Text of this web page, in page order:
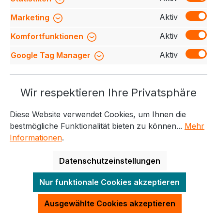
Bewertungen
Service-Hotline
Weitere Themen
Informationen Kontakt
Alle Preise exkl. gesetzl. Mehrwertsteuer zzgl.
Versandkostenund ggf. Nachnahmegebühren, wenn
nicht anders angegeben.
Marketing
Aktiv
Komfortfunktionen
Aktiv
Google Tag Manager
Aktiv
Wir respektieren Ihre Privatsphäre
Diese Website verwendet Cookies, um Ihnen die
bestmögliche Funktionalität bieten zu können... Mehr
Informationen.
Datenschutzeinstellungen
Nur funktionale Cookies akzeptieren
Ausgewählte Cookies akzeptieren